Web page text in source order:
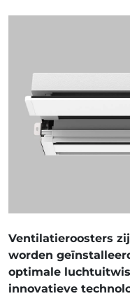
Ventilatieroosters
worden
optimale
innovatieve